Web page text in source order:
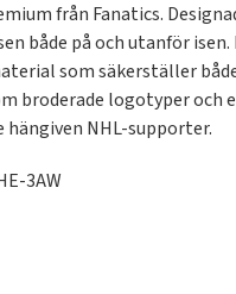
från Fanatics.
både på och utanför
som säkerställer
broderade logotyper och
NHL-supporter.
3AW